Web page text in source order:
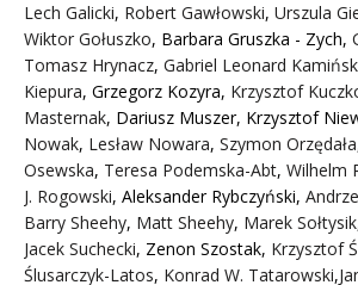
Lech Galicki, Robert Gawłowski, Urszula
Wiktor Gołuszko, Barbara Gruszka - Zych,
Tomasz Hrynacz, Gabriel Leonard
Kiepura, Grzegorz Kozyra, Krzysztof
Masternak, Dariusz Muszer, Krzysztof
Nowak, Lesław Nowara, Szymon Orzędała
Osewska, Teresa Podemska-Abt, Wilhelm
J. Rogowski, Aleksander Rybczyński,
Barry Sheehy, Matt Sheehy, Marek Sołtysik
Jacek Suchecki, Zenon Szostak, Krzysztof
Ślusarczyk-Latos, Konrad W. Tatarowski,